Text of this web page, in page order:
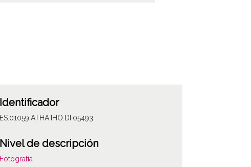
Identificador
ES.01059.ATHA.IHO.DI.05493
Nivel de descripción
Fotografía